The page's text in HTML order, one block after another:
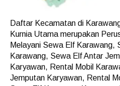
Daftar Kecamatan di
Kurnia Utama merupakan
Melayani Sewa Elf Karawang,
Karawang, Sewa Elf Antar
Karyawan, Rental Mobil
Jemputan Karyawan, Rental